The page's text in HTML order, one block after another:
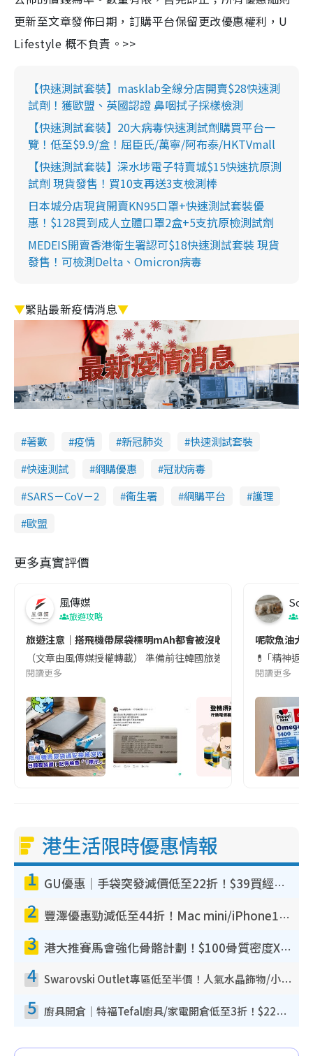
更新至文章發佈日期，訂購平台保留更改優惠權利，U
Lifestyle 概不負責。>>
【快速測試套裝】masklab全線分店開賣$28快速測
試劑！獲歐盟、英國認證 鼻咽拭子採樣檢測
【快速測試套裝】20大病毒快速測試劑購買平台一
覽！低至$9.9/盒！屈臣氏/萬寧/阿布泰/HKTVmall
【快速測試套裝】深水埗電子特賣城$15快速抗原測
試劑 現貨發售！買10支再送3支檢測棒
日本城分店現貨開賣KN95口罩+快速測試套裝優
惠！$128買到成人立體口罩2盒+5支抗原檢測試劑
MEDEIS開賣香港衛生署認可$18快速測試套裝 現貨
發售！可檢測Delta、Omicron病毒
▼緊貼最新疫情消息▼
著數 疫情 新冠肺炎
快速測試套裝
快速測試
網購優惠
冠狀病毒
SARS－CoV－2
衞生署 網購平台
護理
歐盟
更多真實評價
風傳媒
旅遊攻略
旅遊注意｜搭飛機帶尿袋標明mAh都會被沒收😱出發前切記檢查
（文章由風傳媒授權轉載） 準備前往韓國旅遊的民眾，近期要
閱讀更多
Soul
呢款魚油大
💊 ｢精神返
閱讀更多
港生活限時優惠情報
1 GU優惠｜手袋突發減價低至22折！$39買經典波士頓包/餃子袋！飾物同步減價$29起！
2 豐澤優惠勁減低至44折！Mac mini/iPhone17Pro大減價！廚房家電$220起
3 港大推賽馬會強化骨骼計劃！$100骨質密度X光檢查 完成免費運動訓練送超市禮券！附參加資格
4 Swarovski Outlet專區低至半價！人氣水晶飾物/小擺設$138起！迪士尼款/水晶高跟鞋都有平
5 廚具開倉｜特福Tefal廚具/家電開倉低至3折！$220起買平底鍋/炒鑊/湯煲！電飯煲/吸塵機/燙斗$418起